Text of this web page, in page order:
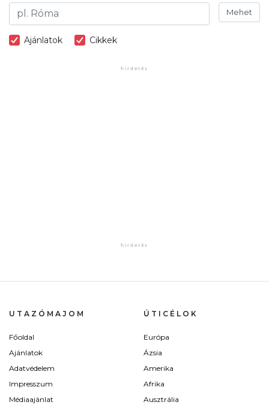
Mehet
Ajánlatok Cikkek
UTAZÓMAJOM
Főoldal
Ajánlatok
Adatvédelem
Impresszum
Médiaajánlat
ÚTICÉLOK
Európa
Ázsia
Amerika
Afrika
Ausztrália